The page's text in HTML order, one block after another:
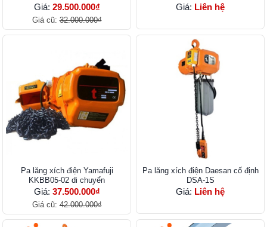
Giá: 29.500.000₫
Giá cũ:32.000.000₫
Giá: Liên hệ
Pa lăng xích điện Yamafuji
KKBB05-02 di chuyển
Giá: 37.500.000₫
Giá cũ:42.000.000₫
Pa lăng xích điện Daesan cố định
DSA-1S
Giá: Liên hệ